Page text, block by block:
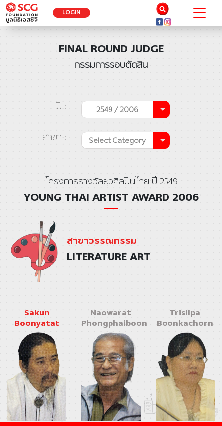
LOGIN
FINAL ROUND JUDGE
กรรมการรอบตัดสิน
ปี : 2549 / 2006
สาขา : Select Category
โครงการรางวัลยุวศิลปินไทย ปี 2549
YOUNG THAI ARTIST AWARD 2006
สาขาวรรณกรรม
LITERATURE ART
Sakun
Boonyatat
Naowarat
Phongphaiboon
Trisilpa
Boonkachorn